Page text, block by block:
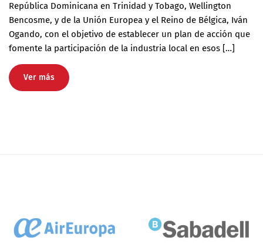
República Dominicana en Trinidad y Tobago, Wellington
Bencosme, y de la Unión Europea y el Reino de Bélgica, Iván
Ogando, con el objetivo de establecer un plan de acción que
fomente la participación de la industria local en esos […]
Ver más